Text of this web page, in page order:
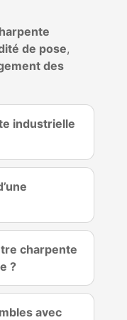
de pose,
des
industrielle
charpente
?
avec